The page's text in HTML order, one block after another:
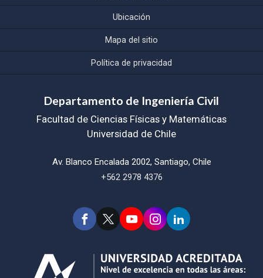
Ubicación
Mapa del sitio
Política de privacidad
Departamento de Ingeniería Civil
Facultad de Ciencias Físicas y Matemáticas
Universidad de Chile
Av. Blanco Encalada 2002, Santiago, Chile
+562 2978 4376